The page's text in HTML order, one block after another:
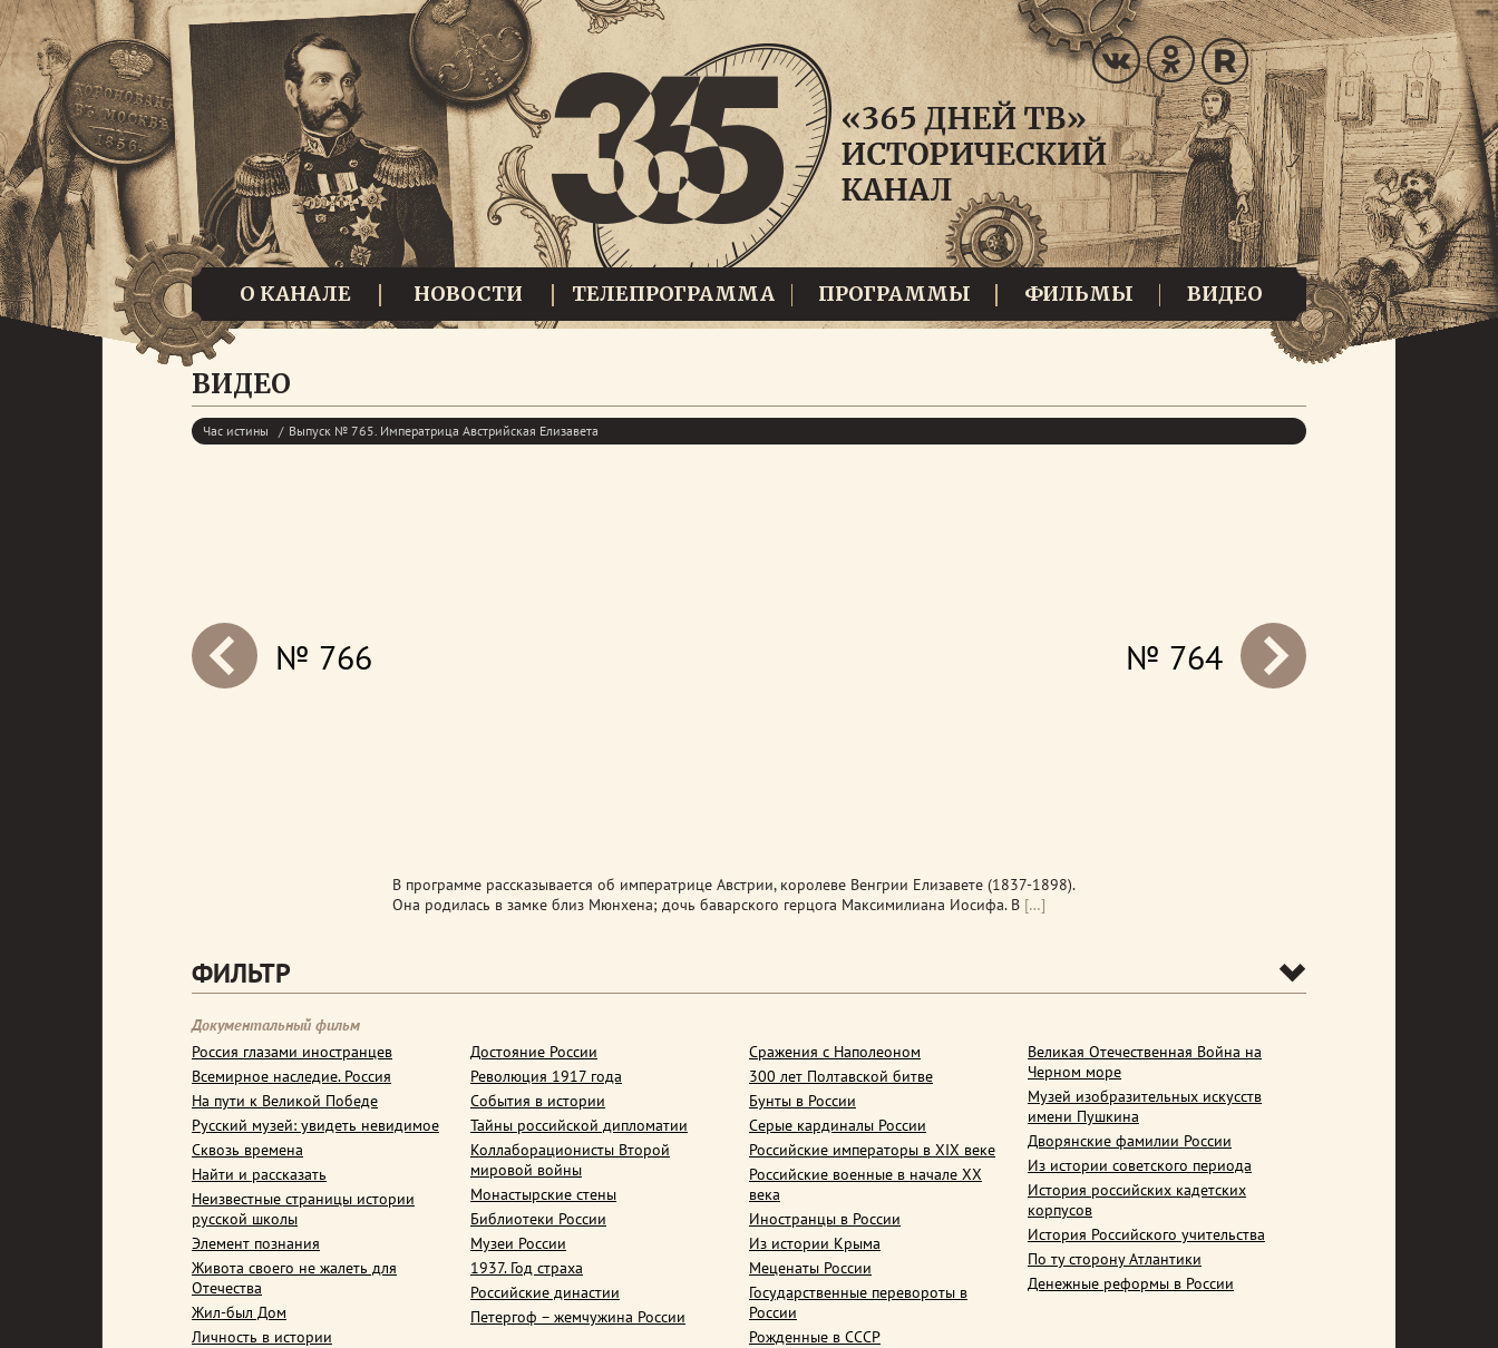
О КАНАЛЕ НОВОСТИ ТЕЛЕПРОГРАММА ПРОГРАММЫ ФИЛЬМЫ ВИДЕО
ВИДЕО
Час истины Выпуск № 765. Императрица Австрийская Елизавета
prev
next № 764
№ 766
В программе рассказывается об императрице Австрии, королеве Венгрии Елизавете (1837-1898).
Она родилась в замке близ Мюнхена; дочь баварского герцога Максимилиана Иосифа. В […]
ФИЛЬТР
Документальный фильм
Россия глазами иностранцев
Всемирное наследие. Россия
На пути к Великой Победе
Русский музей: увидеть невидимое
Сквозь времена
Найти и рассказать
Неизвестные страницы истории
русской школы
Элемент познания
Живота своего не жалеть для
Отечества
Жил-был Дом
Личность в истории
Достояние России
Революция 1917 года
События в истории
Тайны российской дипломатии
Коллаборационисты Второй
мировой войны
Монастырские стены
Библиотеки России
Музеи России
1937. Год страха
Российские династии
Петергоф – жемчужина России
Сражения с Наполеоном
300 лет Полтавской битве
Бунты в России
Серые кардиналы России
Российские императоры в XIX веке
Российские военные в начале ХХ
века
Иностранцы в России
Из истории Крыма
Меценаты России
Государственные перевороты в
России
Рожденные в СССР
Великая Отечественная Война на
Черном море
Музей изобразительных искусств
имени Пушкина
Дворянские фамилии России
Из истории советского периода
История российских кадетских
корпусов
История Российского учительства
По ту сторону Атлантики
Денежные реформы в России